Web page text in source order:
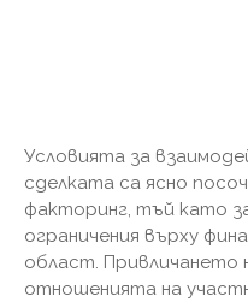
Условията за
сделката са ясно
факторинг, тъй като
ограничения върху
област. Привличането
отношенията на